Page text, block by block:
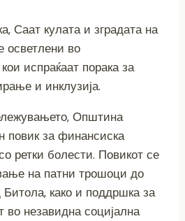
Саат кулата и зградата на
во
испраќаат порака за
и инклузија.
Општина
повик за финансиска
ретки болести. Повикот се
на патни трошоци до
како и поддршка за
во незавидна социјална